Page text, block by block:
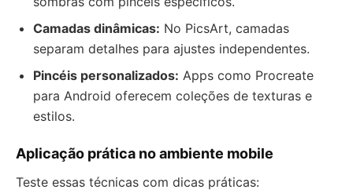
Camadas dinâmicas: No PicsArt, camadas
separam detalhes para ajustes independentes.
Pincéis personalizados: Apps como Procreate
para Android oferecem coleções de texturas e
estilos.
Aplicação prática no ambiente mobile
Teste essas técnicas com dicas práticas: